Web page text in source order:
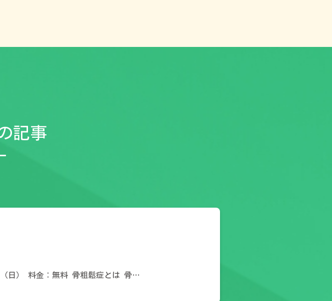
記事
（日） 料金：無料 骨粗鬆症とは 骨…